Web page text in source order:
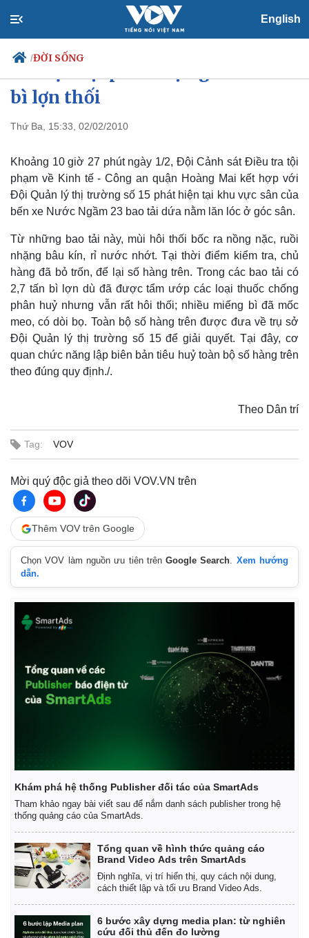
English
/ĐỜI SỐNG
Chính trị
Tổ chức nhân sự
Quốc hội
Nhận diện sự thật
Dự báo thời tiết
Giáo dục
Dấu ấn VOV
Việc làm
Thế giới
Quan sát
Multimedia
Video
E-Magazine
bì lợn thối
Thứ Ba, 15:33, 02/02/2010
Khoảng 10 giờ 27 phút ngày 1/2, Đội Cảnh sát Điều tra tội
phạm về Kinh tế - Công an quận Hoàng Mai kết hợp với
Đội Quản lý thị trường số 15 phát hiện tại khu vực sân của
bến xe Nước Ngầm 23 bao tải dứa nằm lăn lóc ở góc sân.
Từ những bao tải này, mùi hôi thối bốc ra nồng nặc, ruồi
nhặng bâu kín, rỉ nước nhớt. Tại thời điểm kiểm tra, chủ
hàng đã bỏ trốn, để lại số hàng trên. Trong các bao tải có
2,7 tấn bì lợn dù đã được tẩm ướp các loại thuốc chống
phân huỷ nhưng vẫn rất hôi thối; nhiều miếng bì đã mốc
meo, có dòi bọ. Toàn bộ số hàng trên được đưa về trụ sở
Đội Quản lý thị trường số 15 để giải quyết. Tại đây, cơ
quan chức năng lập biên bản tiêu huỷ toàn bộ số hàng trên
theo đúng quy định./.
Theo Dân trí
Tag: VOV
Mời quý độc giả theo dõi VOV.VN trên
Thêm VOV trên Google
Chọn VOV làm nguồn ưu tiên trênGoogle Search. Xem hướng
dẫn.
Khám phá hệ thống Publisher đối tác của SmartAds
Tham khảo ngay bài viết sau để nắm danh sách publisher trong hệ
thống quảng cáo của SmartAds.
Tổng quan về hình thức quảng cáo
Brand Video Ads trên SmartAds
Định nghĩa, vị trí hiển thị, quy cách nội dung,
cách thiết lập và tối ưu Brand Video Ads.
6 bước xây dựng media plan: từ nghiên
cứu đối thủ đến đo lường